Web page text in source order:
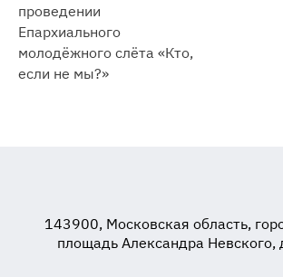
проведении
Епархиального
молодёжного слёта «Кто,
если не мы?»
143900, Московская область,
площадь Александра Невского,